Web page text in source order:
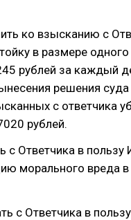
ко взысканию с
в размере
рублей за каждый
решения
с ответчика
рублей.
с Ответчика в пользу
морального вреда
с Ответчика в